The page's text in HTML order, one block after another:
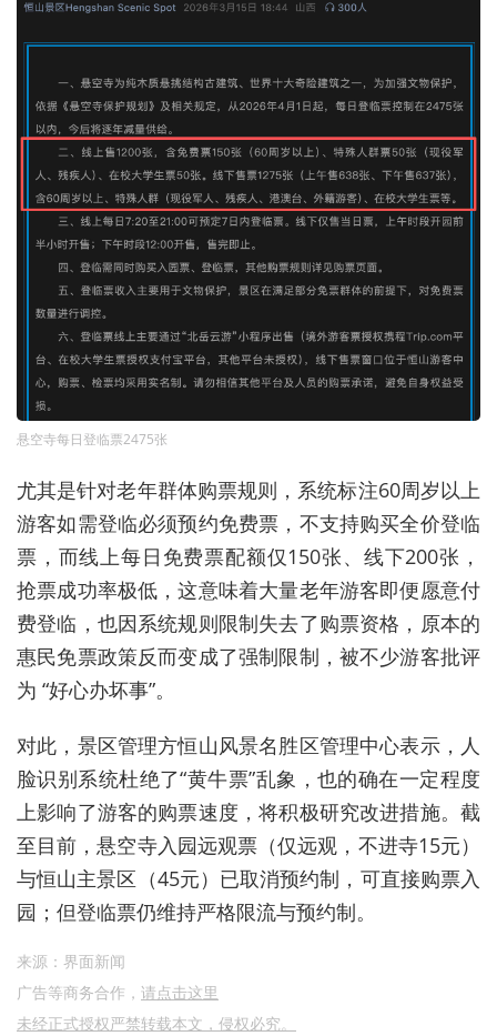
悬空寺每日登临票2475张
尤其是针对老年群体购票规则，系统标注60周岁以上
游客如需登临必须预约免费票，不支持购买全价登临
票，而线上每日免费票配额仅150张、线下200张，
抢票成功率极低，这意味着大量老年游客即便愿意付
费登临，也因系统规则限制失去了购票资格，原本的
惠民免票政策反而变成了强制限制，被不少游客批评
为 “好心办坏事”。
对此，景区管理方恒山风景名胜区管理中心表示，人
脸识别系统杜绝了“黄牛票”乱象，也的确在一定程度
上影响了游客的购票速度，将积极研究改进措施。截
至目前，悬空寺入园远观票（仅远观，不进寺15元）
与恒山主景区（45元）已取消预约制，可直接购票入
园；但登临票仍维持严格限流与预约制。
来源：界面新闻
广告等商务合作， 请点击这里
未经正式授权严禁转载本文，侵权必究。